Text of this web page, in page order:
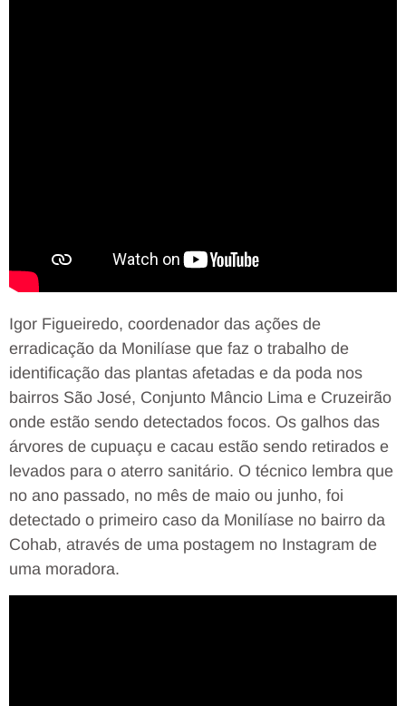
Igor Figueiredo, coordenador das ações de
erradicação da Monilíase que faz o trabalho de
identificação das plantas afetadas e da poda nos
bairros São José, Conjunto Mâncio Lima e Cruzeirão
onde estão sendo detectados focos. Os galhos das
árvores de cupuaçu e cacau estão sendo retirados e
levados para o aterro sanitário. O técnico lembra que
no ano passado, no mês de maio ou junho, foi
detectado o primeiro caso da Monilíase no bairro da
Cohab, através de uma postagem no Instagram de
uma moradora.